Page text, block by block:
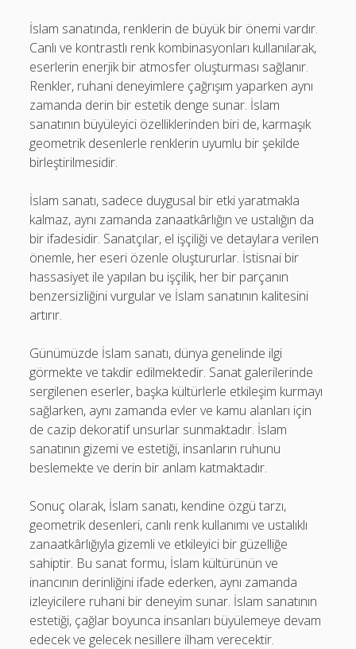
İslam sanatında, renklerin de büyük bir önemi vardır.
Canlı ve kontrastlı renk kombinasyonları kullanılarak,
eserlerin enerjik bir atmosfer oluşturması sağlanır.
Renkler, ruhani deneyimlere çağrışım yaparken aynı
zamanda derin bir estetik denge sunar. İslam
sanatının büyüleyici özelliklerinden biri de, karmaşık
geometrik desenlerle renklerin uyumlu bir şekilde
birleştirilmesidir.
İslam sanatı, sadece duygusal bir etki yaratmakla
kalmaz, aynı zamanda zanaatkârlığın ve ustalığın da
bir ifadesidir. Sanatçılar, el işçiliği ve detaylara verilen
önemle, her eseri özenle oluştururlar. İstisnai bir
hassasiyet ile yapılan bu işçilik, her bir parçanın
benzersizliğini vurgular ve İslam sanatının kalitesini
artırır.
Günümüzde İslam sanatı, dünya genelinde ilgi
görmekte ve takdir edilmektedir. Sanat galerilerinde
sergilenen eserler, başka kültürlerle etkileşim kurmayı
sağlarken, aynı zamanda evler ve kamu alanları için
de cazip dekoratif unsurlar sunmaktadır. İslam
sanatının gizemi ve estetiği, insanların ruhunu
beslemekte ve derin bir anlam katmaktadır.
Sonuç olarak, İslam sanatı, kendine özgü tarzı,
geometrik desenleri, canlı renk kullanımı ve ustalıklı
zanaatkârlığıyla gizemli ve etkileyici bir güzelliğe
sahiptir. Bu sanat formu, İslam kültürünün ve
inancının derinliğini ifade ederken, aynı zamanda
izleyicilere ruhani bir deneyim sunar. İslam sanatının
estetiği, çağlar boyunca insanları büyülemeye devam
edecek ve gelecek nesillere ilham verecektir.